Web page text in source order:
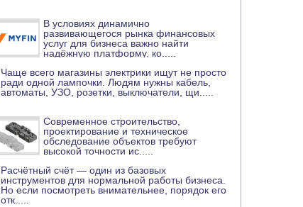
В условиях динамично
развивающегося рынка финансовых
услуг для бизнеса важно найти
надёжную платформу, ко
Чаще всего магазины электрики ищут не просто
ради одной лампочки. Людям нужны кабель,
автоматы, УЗО, розетки, выключатели, щи
Современное строительство,
проектирование и техническое
обследование объектов требуют
высокой точности ис
Расчётный счёт — один из базовых
инструментов для нормальной работы бизнеса.
Но если посмотреть внимательнее, порядок его
отк